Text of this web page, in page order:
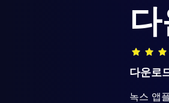
다운로
녹스 앱